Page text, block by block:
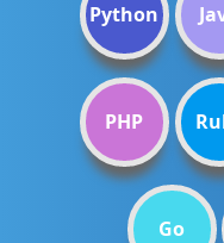
Python
PHP
Go